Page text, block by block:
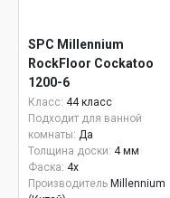
SPC Millennium
RockFloor Сockatoo
1200-6
Класс: 44 класс
Подходит для ванной
комнаты: Да
Толщина доски: 4 мм
Фаска: 4x
Производитель Millennium